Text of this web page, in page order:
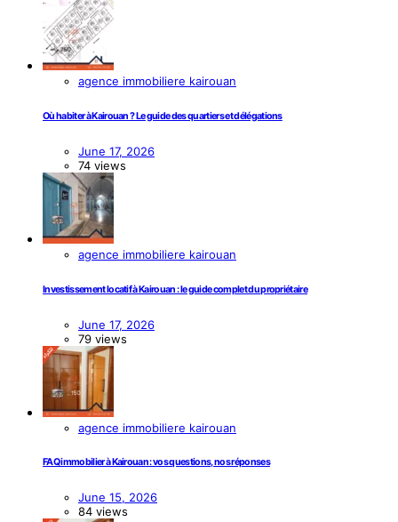
agence immobiliere kairouan
Où habiter à Kairouan ? Le guide des quartiers et délégations
June 17, 2026
74 views
agence immobiliere kairouan
Investissement locatif à Kairouan : le guide complet du propriétaire
June 17, 2026
79 views
agence immobiliere kairouan
FAQ immobilier à Kairouan : vos questions, nos réponses
June 15, 2026
84 views